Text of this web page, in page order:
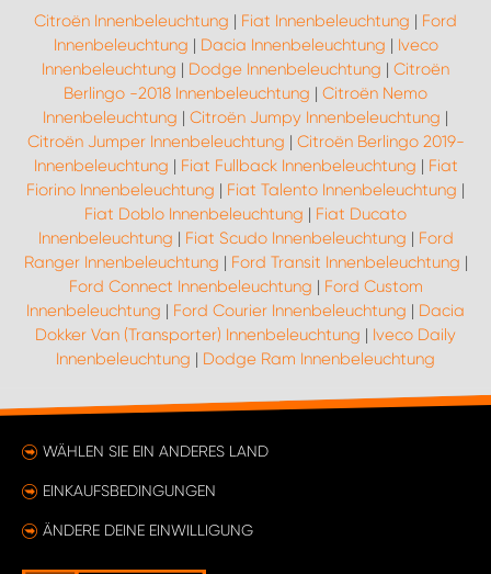
Citroën Innenbeleuchtung | Fiat Innenbeleuchtung | Ford
Innenbeleuchtung | Dacia Innenbeleuchtung | Iveco
Innenbeleuchtung | Dodge Innenbeleuchtung | Citroën
Berlingo -2018 Innenbeleuchtung | Citroën Nemo
Innenbeleuchtung | Citroën Jumpy Innenbeleuchtung |
Citroën Jumper Innenbeleuchtung | Citroën Berlingo 2019-
Innenbeleuchtung | Fiat Fullback Innenbeleuchtung | Fiat
Fiorino Innenbeleuchtung | Fiat Talento Innenbeleuchtung |
Fiat Doblo Innenbeleuchtung | Fiat Ducato
Innenbeleuchtung | Fiat Scudo Innenbeleuchtung | Ford
Ranger Innenbeleuchtung | Ford Transit Innenbeleuchtung |
Ford Connect Innenbeleuchtung | Ford Custom
Innenbeleuchtung | Ford Courier Innenbeleuchtung | Dacia
Dokker Van (Transporter) Innenbeleuchtung | Iveco Daily
Innenbeleuchtung | Dodge Ram Innenbeleuchtung
WÄHLEN SIE EIN ANDERES LAND
EINKAUFSBEDINGUNGEN
ÄNDERE DEINE EINWILLIGUNG